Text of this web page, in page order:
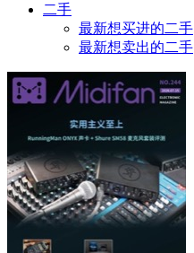
二手
最新想买进的二手
最新想卖出的二手